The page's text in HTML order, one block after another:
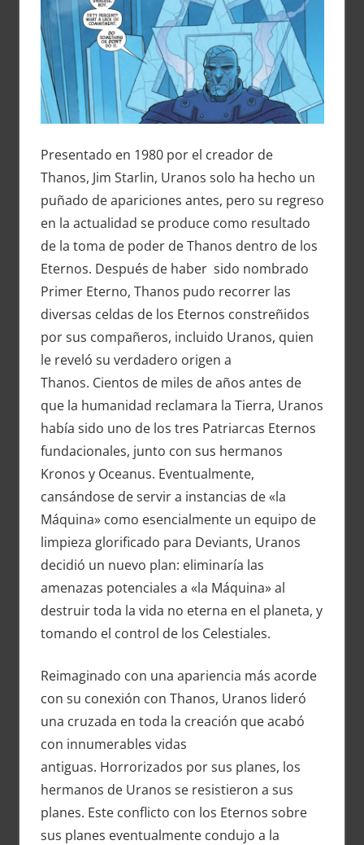
Presentado en 1980 por el creador de
Thanos, Jim Starlin, Uranos solo ha hecho un
puñado de apariciones antes, pero su regreso
en la actualidad se produce como resultado
de la toma de poder de Thanos dentro de los
Eternos. Después de haber sido nombrado
Primer Eterno, Thanos pudo recorrer las
diversas celdas de los Eternos constreñidos
por sus compañeros, incluido Uranos, quien
le reveló su verdadero origen a
Thanos. Cientos de miles de años antes de
que la humanidad reclamara la Tierra, Uranos
había sido uno de los tres Patriarcas Eternos
fundacionales, junto con sus hermanos
Kronos y Oceanus. Eventualmente,
cansándose de servir a instancias de «la
Máquina» como esencialmente un equipo de
limpieza glorificado para Deviants, Uranos
decidió un nuevo plan: eliminaría las
amenazas potenciales a «la Máquina» al
destruir toda la vida no eterna en el planeta, y
tomando el control de los Celestiales.
Reimaginado con una apariencia más acorde
con su conexión con Thanos, Uranos lideró
una cruzada en toda la creación que acabó
con innumerables vidas
antiguas. Horrorizados por sus planes, los
hermanos de Uranos se resistieron a sus
planes. Este conflicto con los Eternos sobre
sus planes eventualmente condujo a la